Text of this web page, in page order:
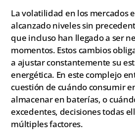
La volatilidad en los mercados
alcanzado niveles sin
que incluso han llegado a ser
momentos. Estos cambios
a ajustar constantemente su
energética. En este complejo
cuestión de cuándo consumir
almacenar en baterías, o
excedentes, decisiones todas
múltiples factores.